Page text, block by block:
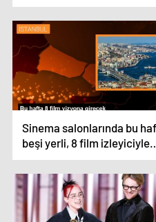
Sinema salonlarında bu
beşi yerli, 8 film izleyiciyle
buluşacak